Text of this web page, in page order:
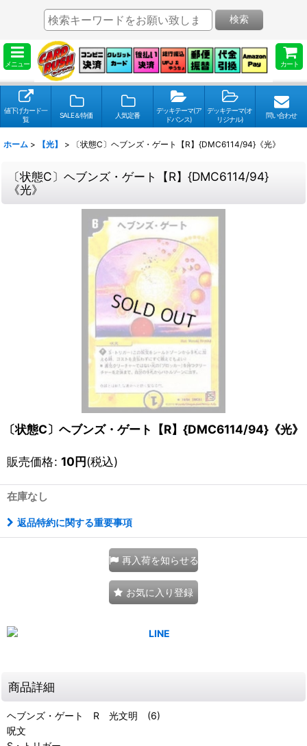
メニュー カート
検索
値下げカード一
覧
SALE＆特価 人気定番
デッキテーマ(ア
ドバンス)
デッキテーマ(オ
リジナル)
問い合わせ
ホーム > 【光】 > 〔状態C〕ヘブンズ・ゲート【R】{DMC6114/94}《光》
〔状態C〕ヘブンズ・ゲート【R】{DMC6114/94}
《光》
〔状態C〕ヘブンズ・ゲート【R】{DMC6114/94}《光》
販売価格: 10円(税込)
在庫なし
返品特約に関する重要事項
再入荷を知らせる
お気に入り登録
商品詳細
ヘブンズ・ゲート R 光文明 (6)
呪文